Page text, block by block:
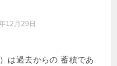
12月29日
は過去からの 蓄積であ